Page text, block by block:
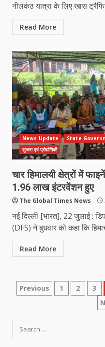
नीलकंठ यात्रा के लिए खास
Read More
News Update State
सुचना एवं प्रोद्योगिकी
चार हिमालयी क्षेत्रों में
1.96 लाख इंटरवेंशन हुए
The Global Times News
नई दिल्ली [भारत], 22 जुलाई :
(DFS) ने बुधवार को कहा कि
Read More
Posts
Previous 1 2 3
Search
for: